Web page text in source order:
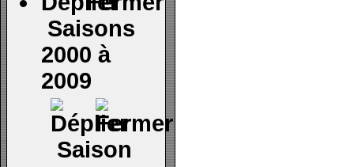
Saisons
2000 à
2009
Saison